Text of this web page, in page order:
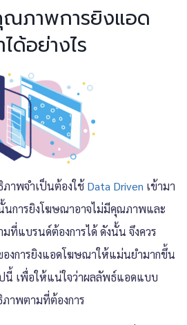
ณภาพการยิงแอด
ด้อย่างไร
าพจำเป็นต้องใช้ Data Driven เข้ามา
นการยิงโฆษณาอาจไม่มีคุณภาพและ
ที่แบรนด์ต้องการได้ ดังนั้น จึงควร
งการยิงแอดโฆษณาให้แม่นยำมากขึ้น
นี้ เพื่อให้แน่ใจว่าผลลัพธ์แอดแบบ
าพตามที่ต้องการ